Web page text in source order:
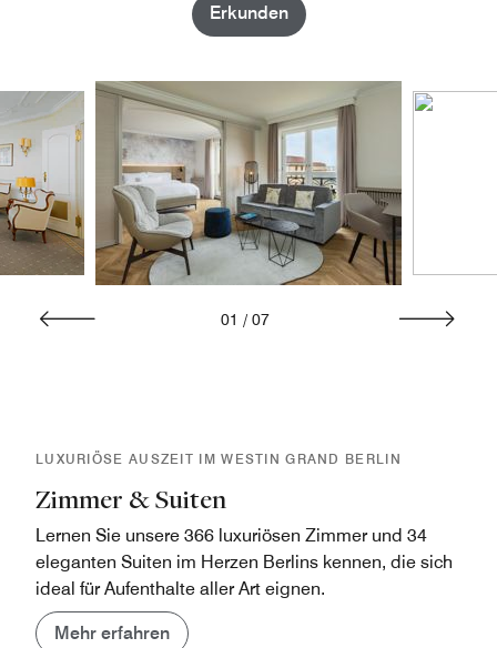
Erkunden
01 / 07
LUXURIÖSE AUSZEIT IM WESTIN GRAND BERLIN
Zimmer & Suiten
Lernen Sie unsere 366 luxuriösen Zimmer und 34
eleganten Suiten im Herzen Berlins kennen, die sich
ideal für Aufenthalte aller Art eignen.
Mehr erfahren